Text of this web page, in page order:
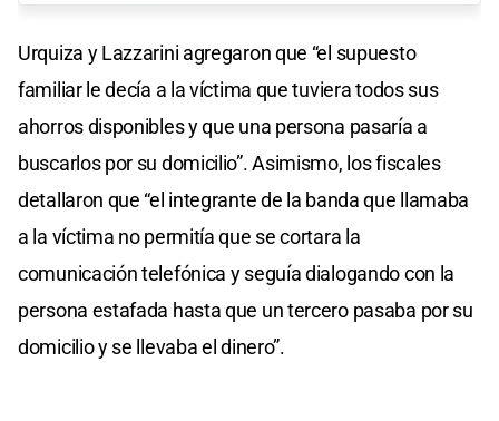
Urquiza y Lazzarini agregaron que “el supuesto
familiar le decía a la víctima que tuviera todos sus
ahorros disponibles y que una persona pasaría a
buscarlos por su domicilio”. Asimismo, los fiscales
detallaron que “el integrante de la banda que llamaba
a la víctima no permitía que se cortara la
comunicación telefónica y seguía dialogando con la
persona estafada hasta que un tercero pasaba por su
domicilio y se llevaba el dinero”.